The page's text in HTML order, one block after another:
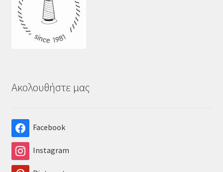
Ακολουθήστε μας
Facebook
Instagram